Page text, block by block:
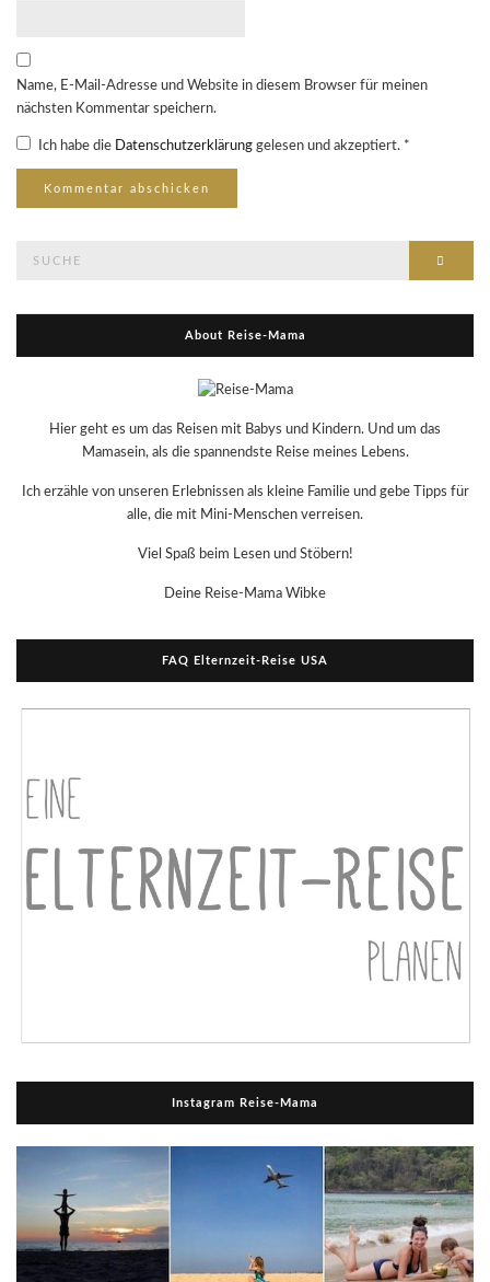
Name, E-Mail-Adresse und Website in diesem Browser für meinen
nächsten Kommentar speichern.
Ich habe die Datenschutzerklärung gelesen und akzeptiert. *
About Reise-Mama
Hier geht es um das Reisen mit Babys und Kindern. Und um das
Mamasein, als die spannendste Reise meines Lebens.
Ich erzähle von unseren Erlebnissen als kleine Familie und gebe Tipps für
alle, die mit Mini-Menschen verreisen.
Viel Spaß beim Lesen und Stöbern!
Deine Reise-Mama Wibke
FAQ Elternzeit-Reise USA
Instagram Reise-Mama